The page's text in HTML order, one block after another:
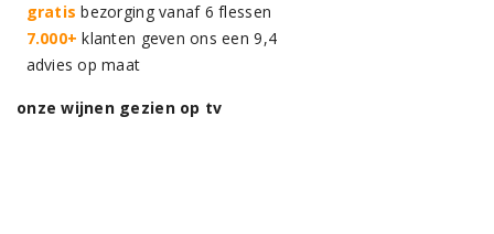
gratis bezorging vanaf 6 flessen
7.000+ klanten geven ons een 9,4
advies op maat
onze wijnen gezien op tv